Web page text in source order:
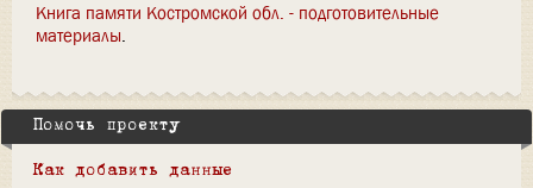
Книга памяти Костромской обл. - подготовительные
материалы
Помочь проекту
Как добавить данные